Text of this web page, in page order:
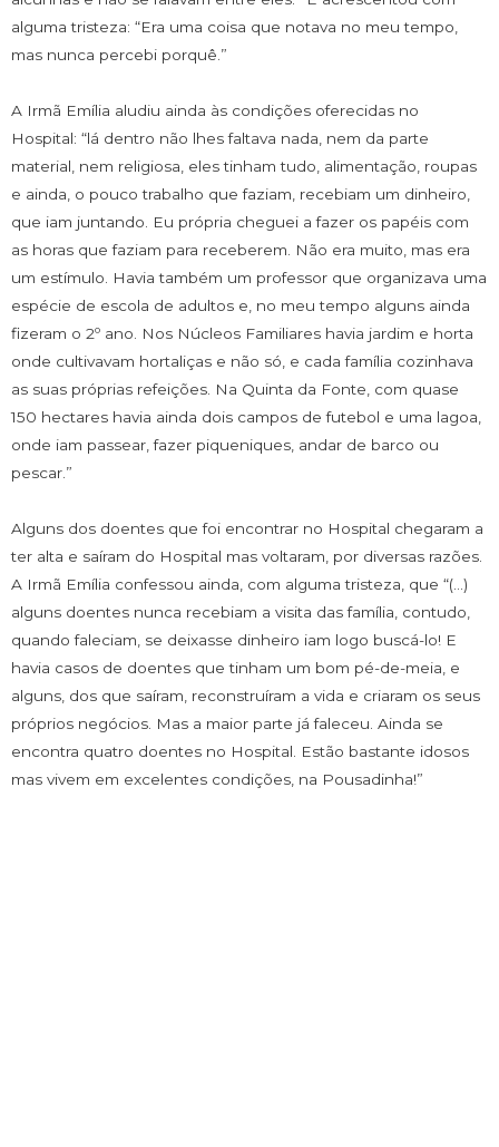
alguma tristeza: “Era uma coisa que notava no meu tempo,
mas nunca percebi porquê.”
A Irmã Emília aludiu ainda às condições oferecidas no
Hospital: “lá dentro não lhes faltava nada, nem da parte
material, nem religiosa, eles tinham tudo, alimentação, roupas
e ainda, o pouco trabalho que faziam, recebiam um dinheiro,
que iam juntando. Eu própria cheguei a fazer os papéis com
as horas que faziam para receberem. Não era muito, mas era
um estímulo. Havia também um professor que organizava uma
espécie de escola de adultos e, no meu tempo alguns ainda
fizeram o 2º ano. Nos Núcleos Familiares havia jardim e horta
onde cultivavam hortaliças e não só, e cada família cozinhava
as suas próprias refeições. Na Quinta da Fonte, com quase
150 hectares havia ainda dois campos de futebol e uma lagoa,
onde iam passear, fazer piqueniques, andar de barco ou
pescar.”
Alguns dos doentes que foi encontrar no Hospital chegaram a
ter alta e saíram do Hospital mas voltaram, por diversas razões.
A Irmã Emília confessou ainda, com alguma tristeza, que “(…)
alguns doentes nunca recebiam a visita das família, contudo,
quando faleciam, se deixasse dinheiro iam logo buscá-lo! E
havia casos de doentes que tinham um bom pé-de-meia, e
alguns, dos que saíram, reconstruíram a vida e criaram os seus
próprios negócios. Mas a maior parte já faleceu. Ainda se
encontra quatro doentes no Hospital. Estão bastante idosos
mas vivem em excelentes condições, na Pousadinha!”